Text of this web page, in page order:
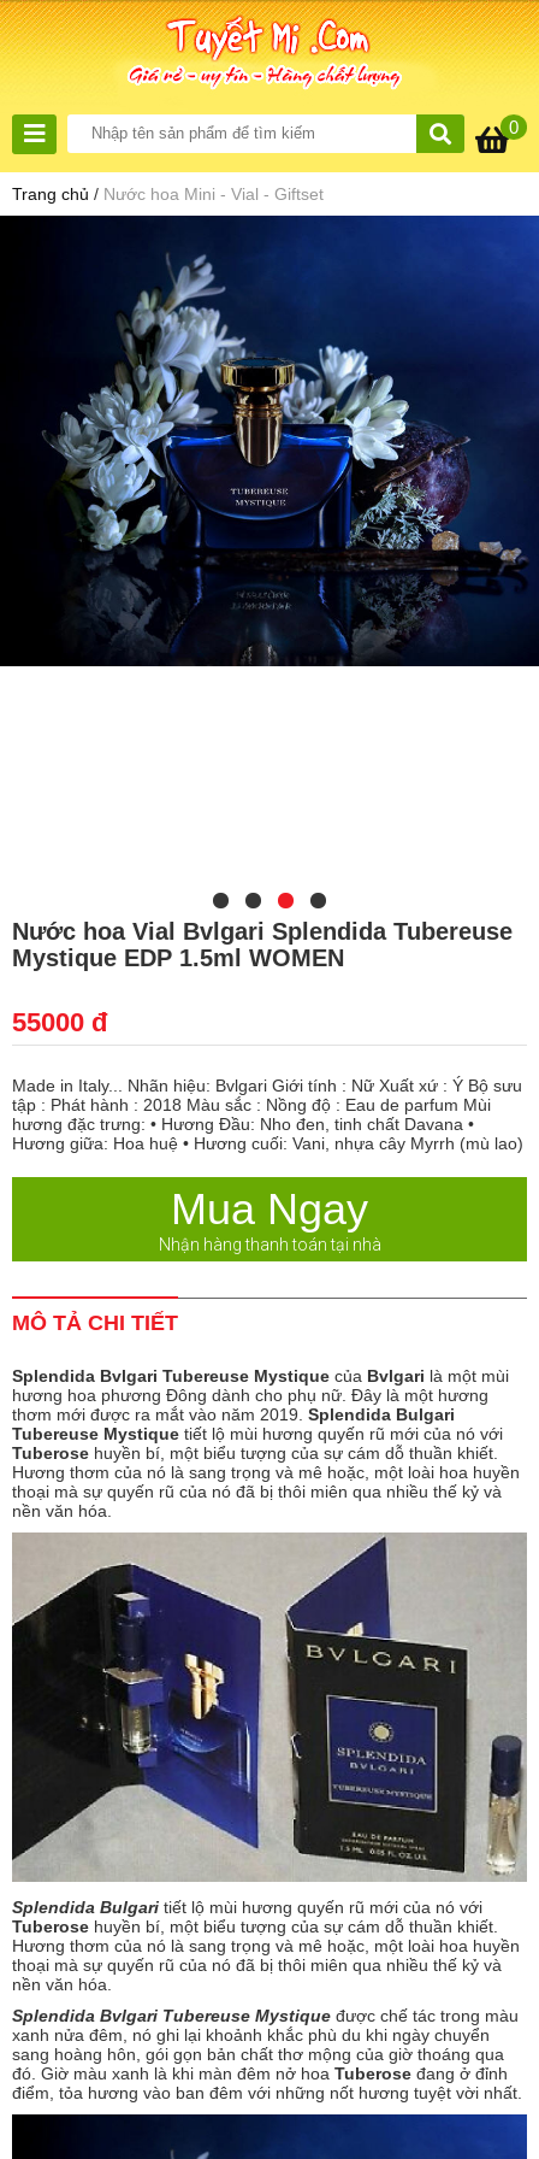
0
Trang chủ / Nước hoa Mini - Vial - Giftset
Nước hoa Vial Bvlgari Splendida Tubereuse
Mystique EDP 1.5ml WOMEN
55000 đ
Made in Italy... Nhãn hiệu: Bvlgari Giới tính : Nữ Xuất xứ : Ý Bộ sưu
tập : Phát hành : 2018 Màu sắc : Nồng độ : Eau de parfum Mùi
hương đặc trưng: • Hương Đầu: Nho đen, tinh chất Davana •
Hương giữa: Hoa huệ • Hương cuối: Vani, nhựa cây Myrrh (mù lao)
Mua Ngay
Nhận hàng thanh toán tại nhà
MÔ TẢ CHI TIẾT
Splendida Bvlgari Tubereuse Mystique của Bvlgari là một mùi
hương hoa phương Đông dành cho phụ nữ. Đây là một hương
thơm mới được ra mắt vào năm 2019. Splendida Bulgari
Tubereuse Mystique tiết lộ mùi hương quyến rũ mới của nó với
Tuberose huyền bí, một biểu tượng của sự cám dỗ thuần khiết.
Hương thơm của nó là sang trọng và mê hoặc, một loài hoa huyền
thoại mà sự quyến rũ của nó đã bị thôi miên qua nhiều thế kỷ và
nền văn hóa.
Splendida Bulgari tiết lộ mùi hương quyến rũ mới của nó với
Tuberose huyền bí, một biểu tượng của sự cám dỗ thuần khiết.
Hương thơm của nó là sang trọng và mê hoặc, một loài hoa huyền
thoại mà sự quyến rũ của nó đã bị thôi miên qua nhiều thế kỷ và
nền văn hóa.
Splendida Bvlgari Tubereuse Mystique được chế tác trong màu
xanh nửa đêm, nó ghi lại khoảnh khắc phù du khi ngày chuyển
sang hoàng hôn, gói gọn bản chất thơ mộng của giờ thoáng qua
đó. Giờ màu xanh là khi màn đêm nở hoa Tuberose đang ở đỉnh
điểm, tỏa hương vào ban đêm với những nốt hương tuyệt vời nhất.